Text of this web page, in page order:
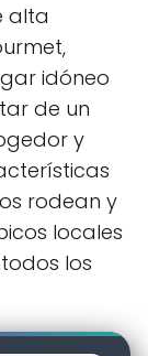
alta
idóneo
de un
y
rodean y
locales
los